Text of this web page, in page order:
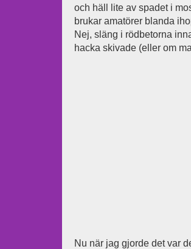
och häll lite av spadet i
brukar amatörer blanda
Nej, släng i rödbetorna
hacka skivade (eller om
Nu när jag gjorde det var